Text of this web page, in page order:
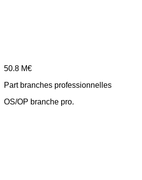
50.8 M€
Part branches professionnelles
OS/OP branche pro.